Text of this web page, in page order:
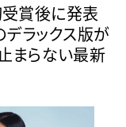
受賞後に発表
ラックス版が
まらない最新